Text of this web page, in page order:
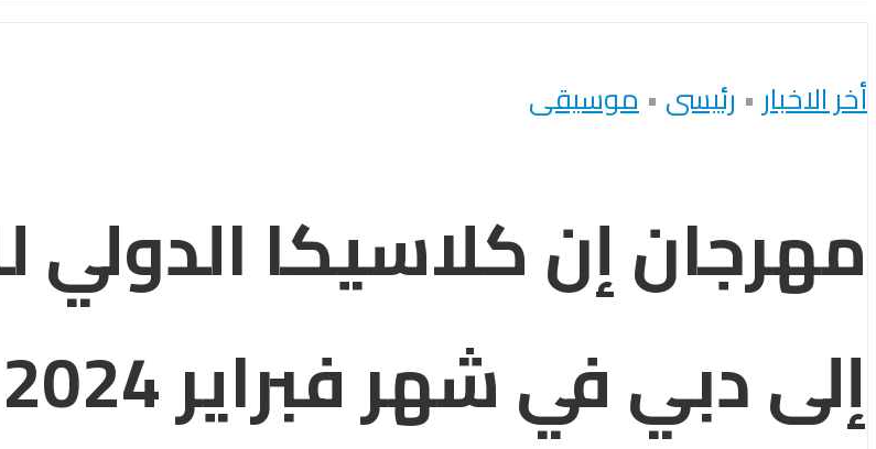
أخر الاخبار • رئيسى •موسيقى
مهرجان إن كلاسيكا
إلى دبي في شهر فبراير 2024